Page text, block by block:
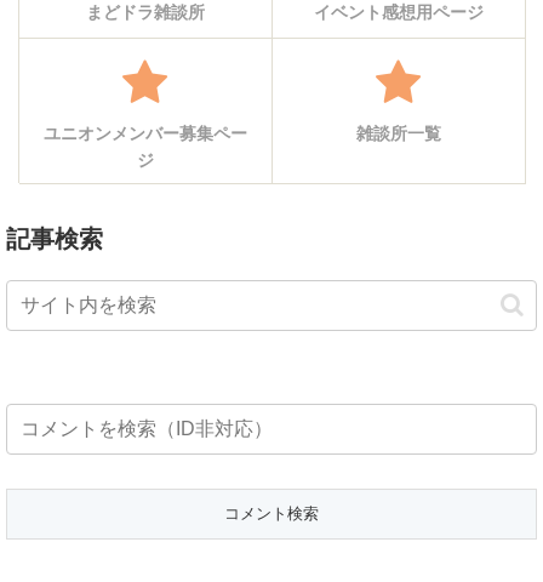
まどドラ雑談所 イベント感想用ページ
ユニオンメンバー募集ペー
ジ
雑談所一覧
記事検索